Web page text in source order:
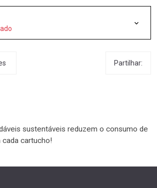
Partilhar:
​​sustentáveis ​​reduzem o consumo de
cartucho!